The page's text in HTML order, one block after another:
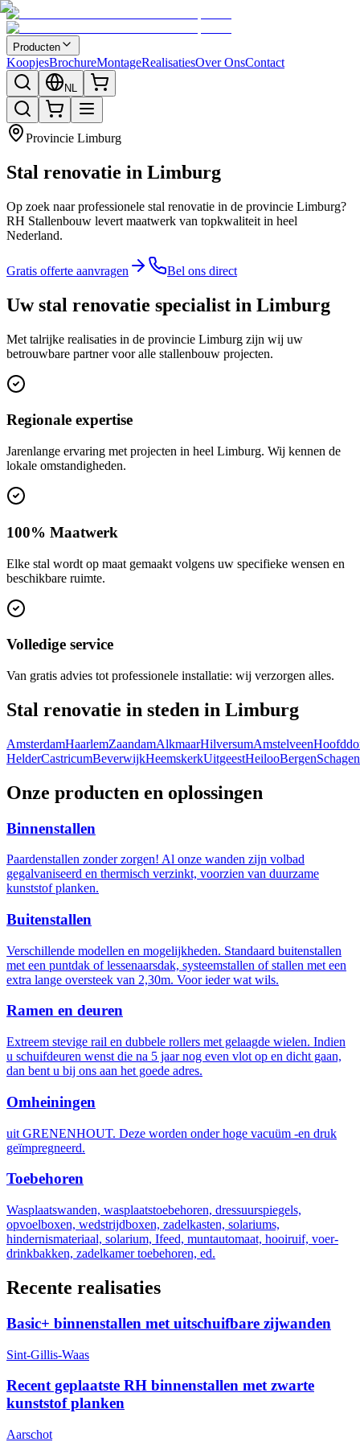
Producten
KoopjesBrochureMontageRealisatiesOver OnsContact
NL
Provincie Limburg
Stal renovatie in Limburg
Op zoek naar professionele stal renovatie in de provincie Limburg?
RH Stallenbouw levert maatwerk van topkwaliteit in heel
Nederland.
Gratis offerte aanvragen Bel ons direct
Uw stal renovatie specialist in Limburg
Met talrijke realisaties in de provincie Limburg zijn wij uw
betrouwbare partner voor alle stallenbouw projecten.
Regionale expertise
Jarenlange ervaring met projecten in heel Limburg. Wij kennen de
lokale omstandigheden.
100% Maatwerk
Elke stal wordt op maat gemaakt volgens uw specifieke wensen en
beschikbare ruimte.
Volledige service
Van gratis advies tot professionele installatie: wij verzorgen alles.
Stal renovatie in steden in Limburg
AmsterdamHaarlemZaandamAlkmaarHilversumAmstelveen
HelderCastricumBeverwijkHeemskerkUitgeestHeilooBergenSchagen
Onze producten en oplossingen
Binnenstallen
Paardenstallen zonder zorgen! Al onze wanden zijn volbad
gegalvaniseerd en thermisch verzinkt, voorzien van duurzame
kunststof planken.
Buitenstallen
Verschillende modellen en mogelijkheden. Standaard buitenstallen
met een puntdak of lessenaarsdak, systeemstallen of stallen met een
extra lange oversteek van 2,30m. Voor ieder wat wils.
Ramen en deuren
Extreem stevige rail en dubbele rollers met gelaagde wielen. Indien
u schuifdeuren wenst die na 5 jaar nog even vlot op en dicht gaan,
dan bent u bij ons aan het goede adres.
Omheiningen
uit GRENENHOUT. Deze worden onder hoge vacuüm -en druk
geïmpregneerd.
Toebehoren
Wasplaatswanden, wasplaatstoebehoren, dressuurspiegels,
opvoelboxen, wedstrijdboxen, zadelkasten, solariums,
hindernismateriaal, solarium, Ifeed, muntautomaat, hooiruif, voer-
drinkbakken, zadelkamer toebehoren, ed.
Recente realisaties
Basic+ binnenstallen met uitschuifbare zijwanden
Sint-Gillis-Waas
Recent geplaatste RH binnenstallen met zwarte
kunststof planken
Aarschot